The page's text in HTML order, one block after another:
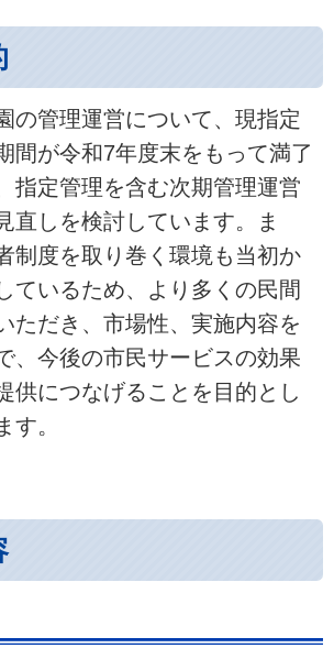
の管理運営について、現指定
間が令和7年度末をもって満了
指定管理を含む次期管理運営
直しを検討しています。ま
制度を取り巻く環境も当初か
ているため、より多くの民間
ただき、市場性、実施内容を
、今後の市民サービスの効果
供につなげることを目的とし
す。